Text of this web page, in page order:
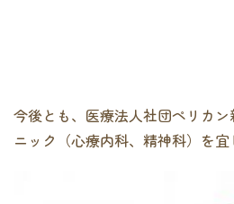
今後とも、医療法人社団ペリカ
ニック（心療内科、精神科）を宜